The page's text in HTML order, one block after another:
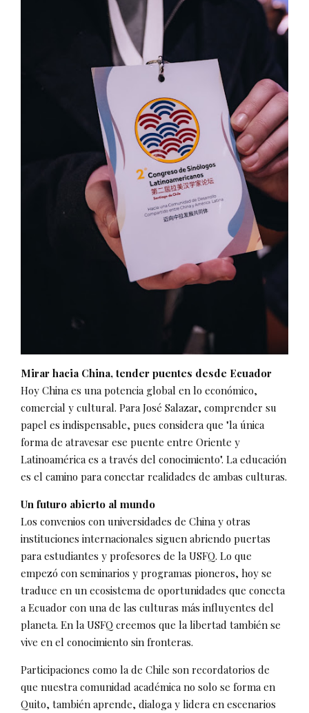
Mirar hacia China, tender puentes desde Ecuador
Hoy China es una potencia global en lo económico,
comercial y cultural. Para José Salazar, comprender su
papel es indispensable, pues considera que "la única
forma de atravesar ese puente entre Oriente y
Latinoamérica es a través del conocimiento". La educación
es el camino para conectar realidades de ambas culturas.
Un futuro abierto al mundo
Los convenios con universidades de China y otras
instituciones internacionales siguen abriendo puertas
para estudiantes y profesores de la USFQ. Lo que
empezó con seminarios y programas pioneros, hoy se
traduce en un ecosistema de oportunidades que conecta
a Ecuador con una de las culturas más influyentes del
planeta. En la USFQ creemos que la libertad también se
vive en el conocimiento sin fronteras.
Participaciones como la de Chile son recordatorios de
que nuestra comunidad académica no solo se forma en
Quito, también aprende, dialoga y lidera en escenarios